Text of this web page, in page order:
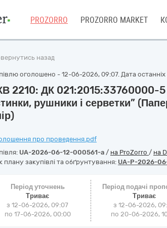
PROZORRO PROZORRO MARKET
назад
оголошено - 12-06-2026, 09:07. Дата
2210: ДК 021:2015:33760000-5
рушники і серветки”
про проведення.pdf
UA-2026-06-12-000561-a / на ProZorro / на
плану закупівлі та обґрунтування: UA-P-2026-
Період уточнень
Триває
з 12-06-2026, 09:07
по 17-06-2026, 00:00
Період подачі
Триває
з 12-06-2026,
по 20-06-2026,